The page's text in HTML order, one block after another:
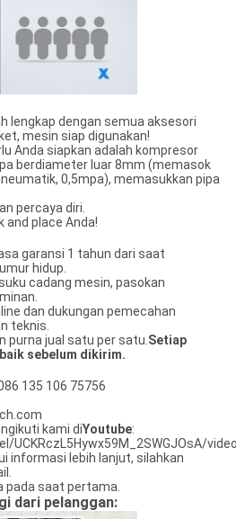
lengkap dengan semua aksesori
mesin siap digunakan!
Anda siapkan adalah kompresor
berdiameter luar 8mm (memasok
0,5mpa), memasukkan pipa
percaya diri.
and place Anda!
garansi 1 tahun dari saat
hidup.
cadang mesin, pasokan
dan dukungan pemecahan
teknis.
purna jual satu per satu. Setiap
sebelum dikirim.
135 106 75756
kami diYoutube:
UCKRczL5Hywx59M_2SWGJOsA/
informasi lebih lanjut, silahkan
pada saat pertama.
dari pelanggan: